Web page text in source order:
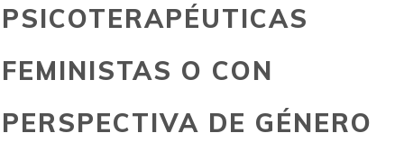
PSICOTERAPÉUTICAS
FEMINISTAS O CON
PERSPECTIVA DE GÉNERO